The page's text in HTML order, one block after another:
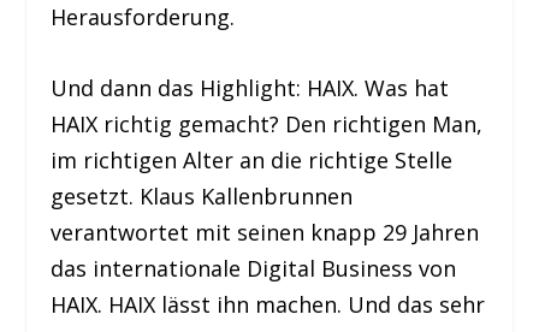
Herausforderung.
Und dann das Highlight: HAIX. Was hat
HAIX richtig gemacht? Den richtigen Man,
im richtigen Alter an die richtige Stelle
gesetzt. Klaus Kallenbrunnen
verantwortet mit seinen knapp 29 Jahren
das internationale Digital Business von
HAIX. HAIX lässt ihn machen. Und das sehr